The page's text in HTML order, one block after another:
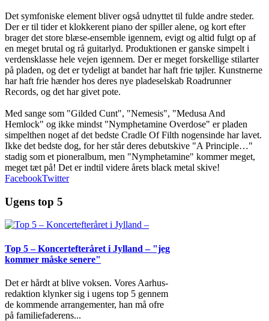
Det symfoniske element bliver også udnyttet til fulde andre steder.
Der er til tider et klokkerent piano der spiller alene, og kort efter
brager det store blæse-ensemble igennem, evigt og altid fulgt op af
en meget brutal og rå guitarlyd. Produktionen er ganske simpelt i
verdensklasse hele vejen igennem. Der er meget forskellige stilarter
på pladen, og det er tydeligt at bandet har haft frie tøjler. Kunstnerne
har haft frie hænder hos deres nye pladeselskab Roadrunner
Records, og det har givet pote.
Med sange som "Gilded Cunt", "Nemesis", "Medusa And
Hemlock" og ikke mindst "Nymphetamine Overdose" er pladen
simpelthen noget af det bedste Cradle Of Filth nogensinde har lavet.
Ikke det bedste dog, for her står deres debutskive "A Principle…"
stadig som et pioneralbum, men "Nymphetamine" kommer meget,
meget tæt på! Det er indtil videre årets black metal skive!
FacebookTwitter
Ugens top 5
Top 5 – Koncertefteråret i Jylland – "jeg
kommer måske senere"
Det er hårdt at blive voksen. Vores Aarhus-
redaktion klynker sig i ugens top 5 gennem
de kommende arrangementer, han må ofre
på familiefaderens...